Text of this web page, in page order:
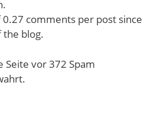
comments per post since
blog.
Seite vor 372 Spam